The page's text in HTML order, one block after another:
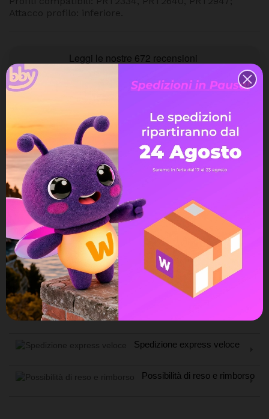
Quantità
Aggiungi Al Carrello
Spedizione gratuita a partire da 99€
Assistenza Live Chat
Spedizione express veloce
Possibilità di reso e rimborso